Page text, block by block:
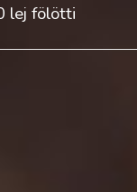
lej fölötti